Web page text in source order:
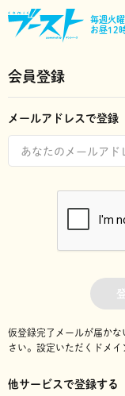
毎週火
お昼12
会員登録
メールアドレスで登録
仮登録完了メールが届か
さい。 設定いただくドメイ
他サービスで登録する